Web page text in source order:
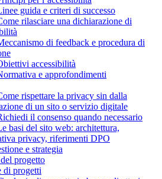
guida e criteri di successo
rilasciare una dichiarazione di
di feedback e procedura di
accessibilità
e approfondimenti
rispettare la privacy sin dalla
di un sito o servizio digitale
il consenso quando necessario
basi del sito web: architettura,
privacy, riferimenti DPO
e strategia
progetto
di progetti